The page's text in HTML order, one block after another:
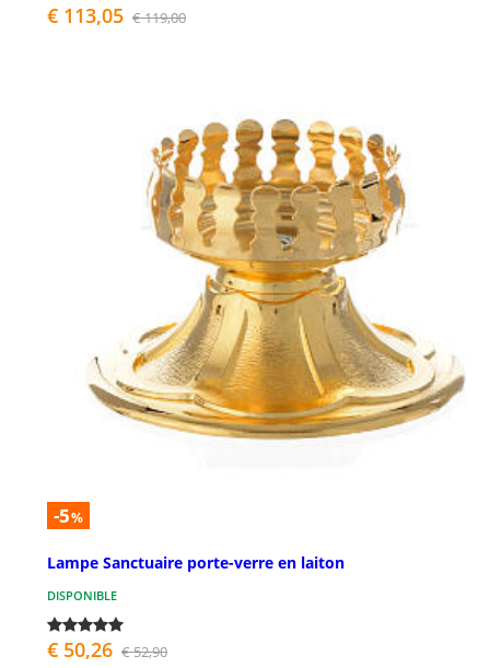
€ 113,05 € 119,00
-5%
Lampe Sanctuaire porte-verre en laiton
DISPONIBLE
€ 50,26 € 52,90